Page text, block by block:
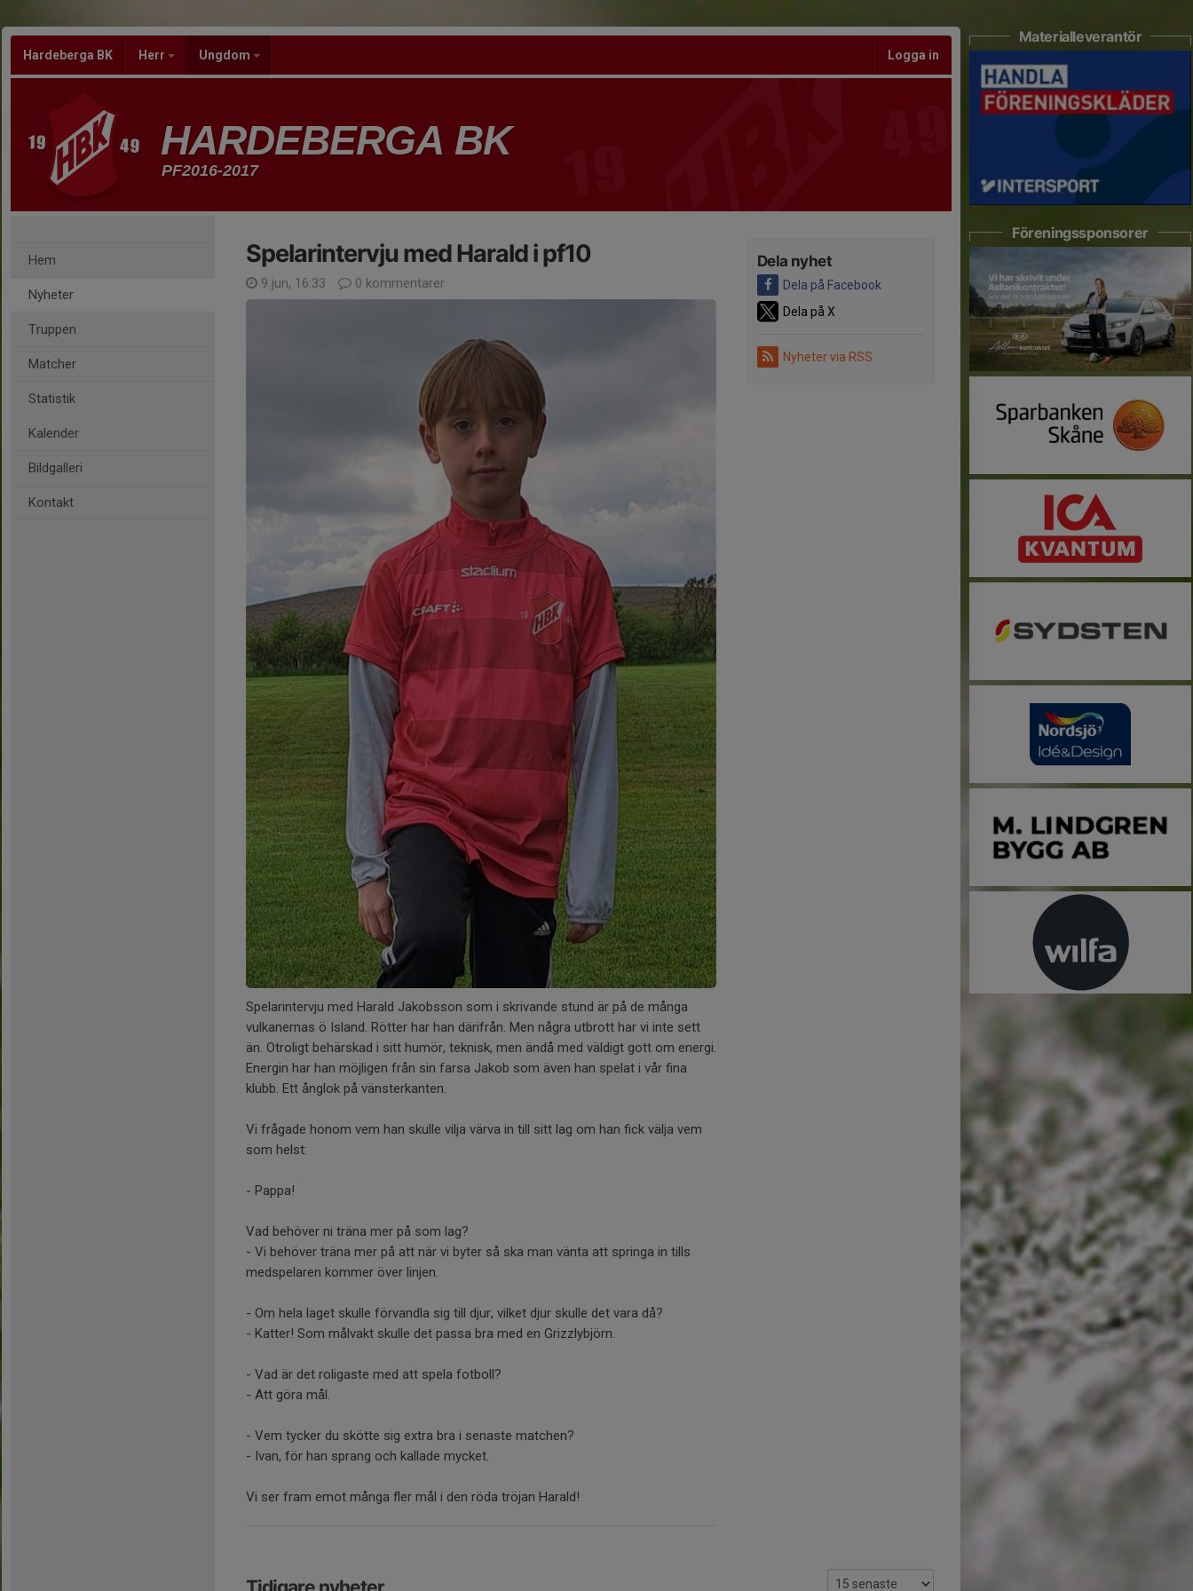
Hardeberga BK Herr Ungdom Logga in
HARDEBERGA BK
PF2016-2017
Hem
Nyheter
Truppen
Matcher
Statistik
Kalender
Bildgalleri
Kontakt
Dela nyhet
Dela på Facebook
Dela på X
Nyheter via RSS
Spelarintervju med Harald i pf10
9 jun, 16:33 0 kommentarer
Spelarintervju med Harald Jakobsson som i skrivande stund är på de många
vulkanernas ö Island. Rötter har han därifrån. Men några utbrott har vi inte sett
än. Otroligt behärskad i sitt humör, teknisk, men ändå med väldigt gott om energi.
Energin har han möjligen från sin farsa Jakob som även han spelat i vår fina
klubb. Ett ånglok på vänsterkanten.
Vi frågade honom vem han skulle vilja värva in till sitt lag om han fick välja vem
som helst:
- Pappa!
Vad behöver ni träna mer på som lag?
- Vi behöver träna mer på att när vi byter så ska man vänta att springa in tills
medspelaren kommer över linjen.
- Om hela laget skulle förvandla sig till djur, vilket djur skulle det vara då?
- Katter! Som målvakt skulle det passa bra med en Grizzlybjörn.
- Vad är det roligaste med att spela fotboll?
- Att göra mål.
- Vem tycker du skötte sig extra bra i senaste matchen?
- Ivan, för han sprang och kallade mycket.
Vi ser fram emot många fler mål i den röda tröjan Harald!
Materialleverantör
Föreningssponsorer